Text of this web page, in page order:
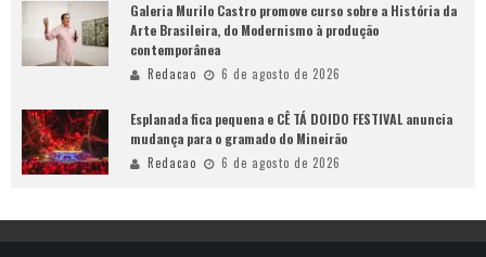
Galeria Murilo Castro promove curso sobre a História da
Arte Brasileira, do Modernismo à produção
contemporânea
Redacao 6 de agosto de 2026
Esplanada fica pequena e CÊ TÁ DOIDO FESTIVAL anuncia
mudança para o gramado do Mineirão
Redacao 6 de agosto de 2026